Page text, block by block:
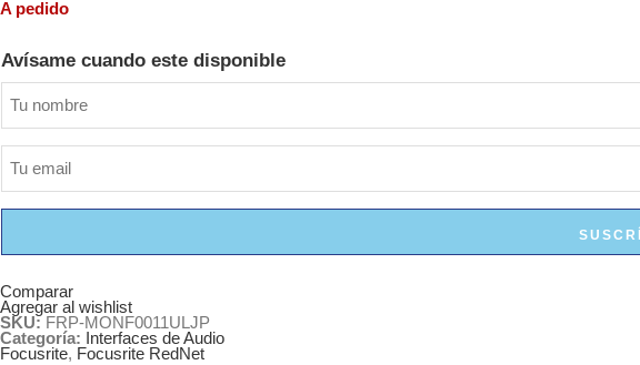
A pedido
Avísame cuando este disponible
Comparar
Agregar al wishlist
SKU: FRP-MONF0011ULJP
Categoría:
Interfaces de Audio
Focusrite, Focusrite RedNet